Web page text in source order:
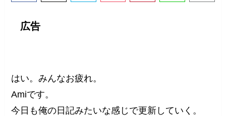
広告
はい。みんなお疲れ。
Amiです。
今日も俺の日記みたいな感じで更新していく。